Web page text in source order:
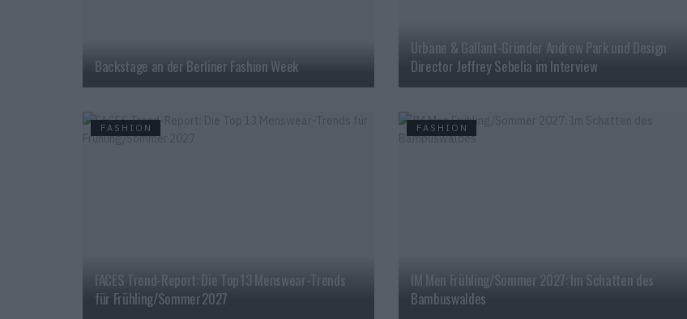
Backstage an der Berliner Fashion Week
Urbane & Gallant-Gründer Andrew Park und Design
Director Jeffrey Sebelia im Interview
FASHION
FACES Trend-Report: Die Top 13 Menswear-Trends
für Frühling/Sommer 2027
FASHION
IM Men Frühling/Sommer 2027: Im Schatten des
Bambuswaldes